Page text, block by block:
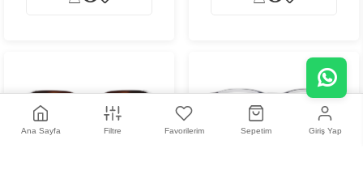
Ana Sayfa Filtre Favorilerim Sepetim Giriş Yap